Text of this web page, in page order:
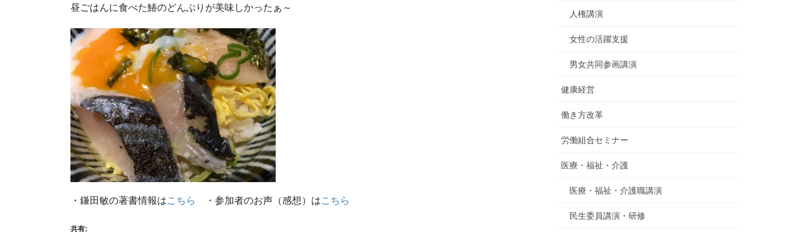
昼ごはんに食べた鰆のどんぶりが美味しかったぁ～
・鎌田敏の著書情報はこちら ・参加者のお声（感想）はこちら
共有:
人権講演
女性の活躍支援
男女共同参画講演
健康経営
働き方改革
労働組合セミナー
医療・福祉・介護
医療・福祉・介護職講演
民生委員講演・研修